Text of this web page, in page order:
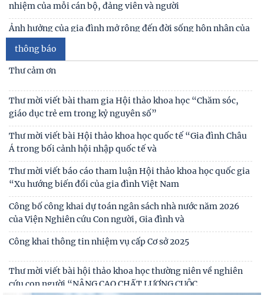
nhiệm của mỗi cán bộ, đảng viên và người
Ảnh hưởng của gia đình mở rộng đến đời sống hôn nhân của
vợ chồng trẻ ở Việt Nam
Giữ vững lời thề của người cộng sản - Vũ khí tự vệ vững chắc
trong đấu tranh chống chủ nghĩa cá nhân
Tự lực, tự cường - sức mạnh nội sinh trong kỷ nguyên phát
triển mới của dân tộc
Biến đổi chức năng kinh tế và giáo dục trong các gia đình có
người di cư lao động quốc tế
thông báo
Thư cảm ơn
Thư mời viết bài tham gia Hội thảo khoa học “Chăm sóc,
giáo dục trẻ em trong kỷ nguyên số”
Thư mời viết bài Hội thảo khoa học quốc tế “Gia đình Châu
Á trong bối cảnh hội nhập quốc tế và
Thư mời viết báo cáo tham luận Hội thảo khoa học quốc gia
“Xu hướng biến đổi của gia đình Việt Nam
Công bố công khai dự toán ngân sách nhà nước năm 2026
của Viện Nghiên cứu Con người, Gia đình và
Công khai thông tin nhiệm vụ cấp Cơ sở 2025
Thư mời viết bài hội thảo khoa học thường niên về nghiên
cứu con người “NÂNG CAO CHẤT LƯỢNG CUỘC